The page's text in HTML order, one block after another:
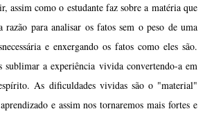
assim como o estudante faz sobre a matéria que
razão para analisar os fatos sem o peso de uma
e enxergando os fatos como eles são.
sublimar a experiência vivida convertendo-a em
As dificuldades vividas são o "material"
e assim nos tornaremos mais fortes e